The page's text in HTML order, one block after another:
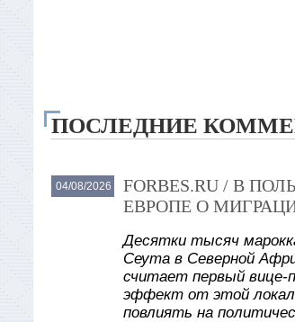
ПОСЛЕДНИЕ
04/08/2026
FORBES.RU / В
ЕВРОПЕ О
Десятки тысяч
Сеута в Северной
считает первый вице-
эффект от этой
повлиять на